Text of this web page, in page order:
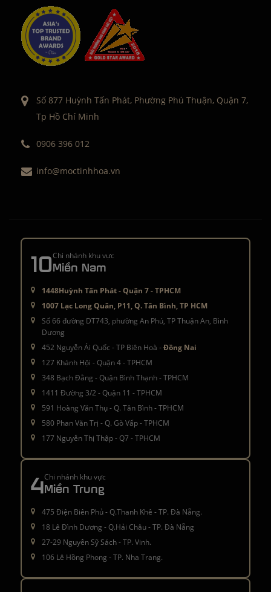
Số 877 Huỳnh Tấn Phát, Phường Phú Thuận, Quận 7,
Tp Hồ Chí Minh
0906 396 012
info@moctinhhoa.vn
10Chi nhánh khu vực
Miền Nam
1448Huỳnh Tấn Phát - Quận 7 - TPHCM
1007 Lạc Long Quân, P11, Q. Tân Bình, TP HCM
Số 66 đường DT743, phường An Phú, TP Thuận An, Bình
Dương
452 Nguyễn Ái Quốc - TP Biên Hoà -Đồng Nai
127 Khánh Hội - Quận 4 - TPHCM
348 Bạch Đằng - Quận Bình Thạnh - TPHCM
1411 Đường 3/2 - Quận 11 - TPHCM
591 Hoàng Văn Thụ - Q. Tân Bình - TPHCM
580 Phan Văn Trị - Q. Gò Vấp - TPHCM
177 Nguyễn Thị Thập - Q7 - TPHCM
4Chi nhánh khu vực
Miền Trung
475 Điện Biên Phủ - Q.Thanh Khê - TP. Đà Nẵng.
18 Lê Đình Dương - Q.Hải Châu - TP. Đà Nẵng
27-29 Nguyễn Sỹ Sách - TP. Vinh.
106 Lê Hồng Phong - TP. Nha Trang.